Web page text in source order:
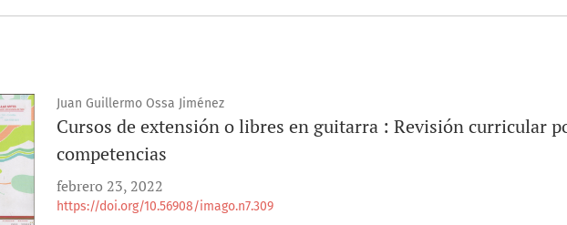
Juan Guillermo Ossa Jiménez
Cursos de extensión o libres en guitarra : Revisión curricular
competencias
febrero 23, 2022
https://doi.org/10.56908/imago.n7.309